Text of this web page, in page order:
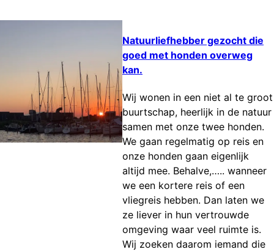
Natuurliefhebber gezocht die
goed met honden overweg
kan.
Wij wonen in een niet al te groot
buurtschap, heerlijk in de natuur
samen met onze twee honden.
We gaan regelmatig op reis en
onze honden gaan eigenlijk
altijd mee. Behalve,….. wanneer
we een kortere reis of een
vliegreis hebben. Dan laten we
ze liever in hun vertrouwde
omgeving waar veel ruimte is.
Wij zoeken daarom iemand die